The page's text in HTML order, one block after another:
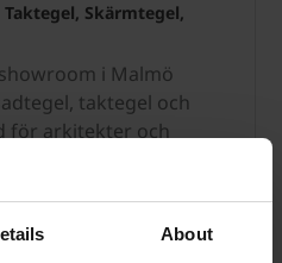
About
Skärmtegel,
i Malmö
taktegel och
för arkitekter och